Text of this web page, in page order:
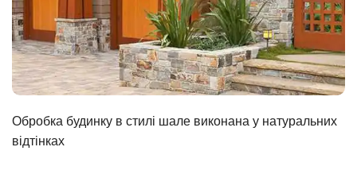
Обробка будинку в стилі шале виконана у натуральних
відтінках